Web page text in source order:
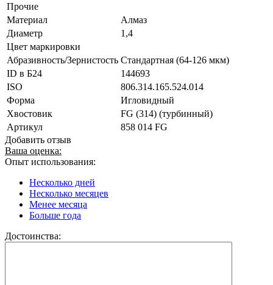
Прочие
Материал
Алмаз
Диаметр
1,4
Цвет маркировки
Абразивность/Зернистость Стандартная (64-126 мкм)
ID в Б24
144693
ISO
806.314.165.524.014
Форма
Игловидный
Хвостовик
FG (314) (турбинный)
Артикул
858 014 FG
Добавить отзыв
Ваша оценка:
Опыт использования:
Несколько дней
Несколько месяцев
Менее месяца
Больше года
Достоинства: